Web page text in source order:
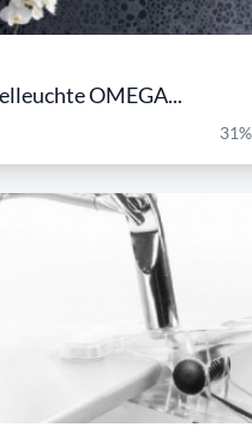
OMEGA...